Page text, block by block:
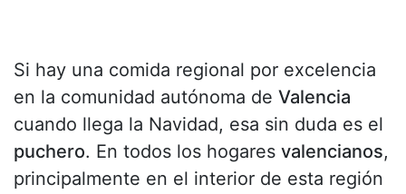
Si hay una comida regional por excelencia
en la comunidad autónoma de Valencia
cuando llega la Navidad, esa sin duda es el
puchero. En todos los hogares valencianos,
principalmente en el interior de esta región